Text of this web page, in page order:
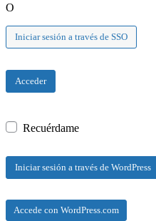
O
Iniciar sesión a través de SSO
Recuérdame
Accede con WordPress.com